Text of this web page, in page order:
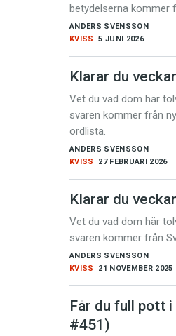
Kviss
Podden
Anmäl till
Föreslå nyord
Annonsera
Prenumerera
Läs
Press
r
:
5 JUNI 2026
KVISS
ANDERS SVENSSON
betydelserna kommer
Klarar du
27 FEBRUARI 2026
KVISS
ANDERS SVENSSON
Vet du vad dom här
svaren kommer från
ordlista.
Klarar du
21 NOVEMBER 2025
KVISS
ANDERS SVENSSON
Vet du vad dom här
svaren kommer från
Får du full pott
#451)